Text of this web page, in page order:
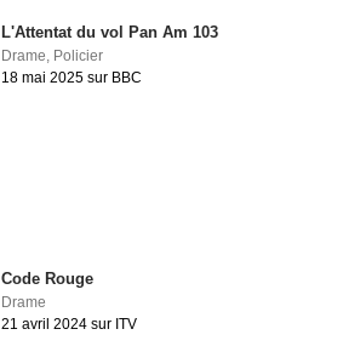
L'Attentat du vol Pan Am 103
Drame Policier
18 mai 2025 sur BBC
Code Rouge
Drame
21 avril 2024 sur ITV